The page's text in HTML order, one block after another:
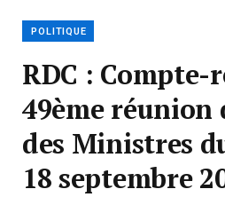
POLITIQUE
RDC : Compte-
49ème réunion
des Ministres
18 septembre